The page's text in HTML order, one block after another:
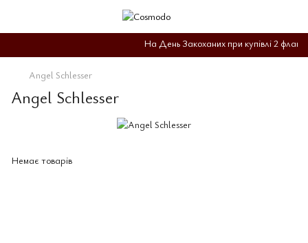
На День Закоханих при купівлі 2
Angel Schlesser
Angel Schlesser
Немає товарів